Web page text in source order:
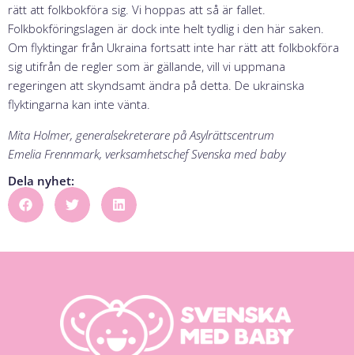
rätt att folkbokföra sig. Vi hoppas att så är fallet.
Folkbokföringslagen är dock inte helt tydlig i den här saken.
Om flyktingar från Ukraina fortsatt inte har rätt att folkbokföra
sig utifrån de regler som är gällande, vill vi uppmana
regeringen att skyndsamt ändra på detta. De ukrainska
flyktingarna kan inte vänta.
Mita Holmer, generalsekreterare på Asylrättscentrum
Emelia Frennmark, verksamhetschef Svenska med baby
Dela nyhet: